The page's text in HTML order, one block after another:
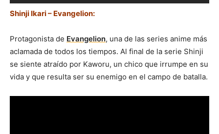
Shinji Ikari – Evangelion:
Protagonista de Evangelion, una de las series anime más
aclamada de todos los tiempos. Al final de la serie Shinji
se siente atraído por Kaworu, un chico que irrumpe en su
vida y que resulta ser su enemigo en el campo de batalla.